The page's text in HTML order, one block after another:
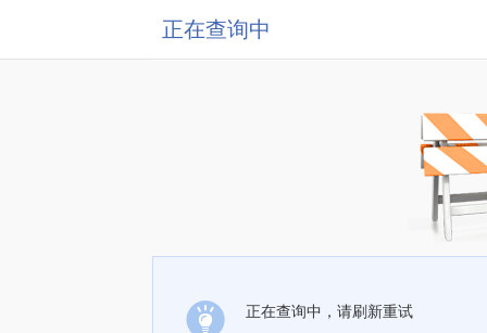
正在查询中
正在查询中，请刷新重试